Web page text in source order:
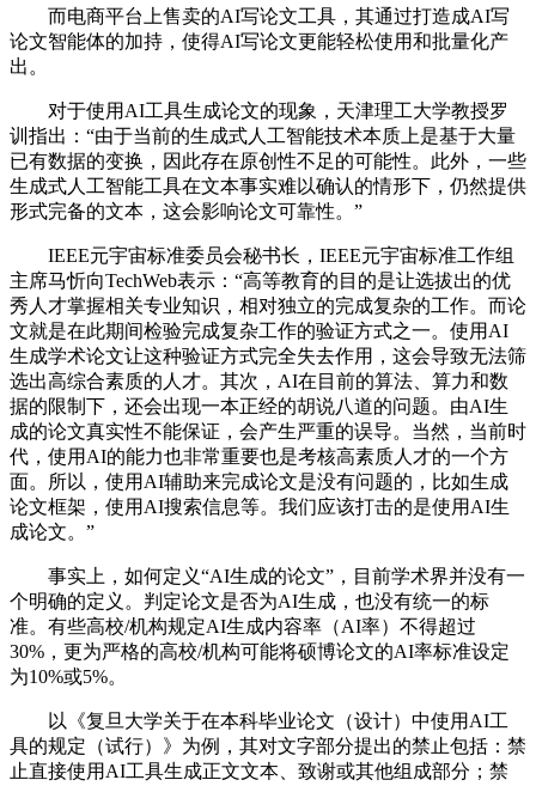
而电商平台上售卖的AI写论文工具，其通过打造成AI写
论文智能体的加持，使得AI写论文更能轻松使用和批量化产
出。
对于使用AI工具生成论文的现象，天津理工大学教授罗
训指出：“由于当前的生成式人工智能技术本质上是基于大量
已有数据的变换，因此存在原创性不足的可能性。此外，一些
生成式人工智能工具在文本事实难以确认的情形下，仍然提供
形式完备的文本，这会影响论文可靠性。”
IEEE元宇宙标准委员会秘书长，IEEE元宇宙标准工作组
主席马忻向TechWeb表示：“高等教育的目的是让选拔出的优
秀人才掌握相关专业知识，相对独立的完成复杂的工作。而论
文就是在此期间检验完成复杂工作的验证方式之一。使用AI
生成学术论文让这种验证方式完全失去作用，这会导致无法筛
选出高综合素质的人才。其次，AI在目前的算法、算力和数
据的限制下，还会出现一本正经的胡说八道的问题。由AI生
成的论文真实性不能保证，会产生严重的误导。当然，当前时
代，使用AI的能力也非常重要也是考核高素质人才的一个方
面。所以，使用AI辅助来完成论文是没有问题的，比如生成
论文框架，使用AI搜索信息等。我们应该打击的是使用AI生
成论文。”
事实上，如何定义“AI生成的论文”，目前学术界并没有一
个明确的定义。判定论文是否为AI生成，也没有统一的标
准。有些高校/机构规定AI生成内容率（AI率）不得超过
30%，更为严格的高校/机构可能将硕博论文的AI率标准设定
为10%或5%。
以《复旦大学关于在本科毕业论文（设计）中使用AI工
具的规定（试行）》为例，其对文字部分提出的禁止包括：禁
止直接使用AI工具生成正文文本、致谢或其他组成部分；禁